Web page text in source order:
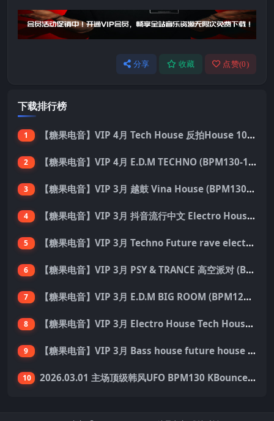
分享 收藏 点赞(0)
下载排行榜
1 【糖果电音】VIP 4月 Tech House 反拍House 100首 Pack
2 【糖果电音】VIP 4月 E.D.M TECHNO (BPM130-150) 国内外优秀制作人ID 137首 Pack
3 【糖果电音】VIP 3月 越鼓 Vina House (BPM130-140) 33首 Pack
4 【糖果电音】VIP 3月 抖音流行中文 Electro House 227首 Pack
5 【糖果电音】VIP 3月 Techno Future rave electro hard dance 136首 Pack
6 【糖果电音】VIP 3月 PSY & TRANCE 高空派对 (BPM138-150) 55首 Pack
7 【糖果电音】VIP 3月 E.D.M BIG ROOM (BPM128-140) 外网资源 149首 Pack
8 【糖果电音】VIP 3月 Electro House Tech House 200首 Pack
9 【糖果电音】VIP 3月 Bass house future house Tech house 155首 Pack
10 2026.03.01 主场顶级韩风UFO BPM130 KBounce&Techno&House心动派对思路（附点位图）